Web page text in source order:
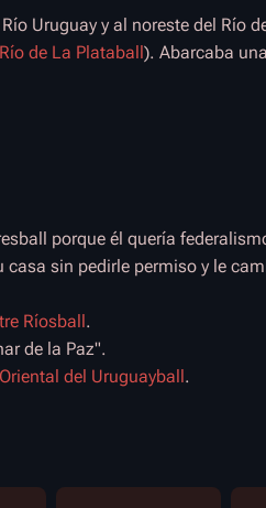
Uruguay y al noreste del Río
de La Plataball). Abarcaba
porque él quería
casa sin pedirle permiso y le
Ríosball.
de la Paz".
del Uruguayball.